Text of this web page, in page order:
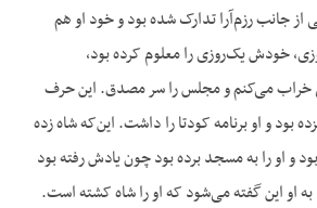
از جانب رزم‌آرا تدارک شده بود و خود او هم
خودش یک‌روزی را معلوم کرده بود،
خراب می‌کنم و مجلس را سر مصدق. این حرف
بود و او برنامه کودتا را داشت. این‌که شاه زده
و او را به مسجد برده بود چون یادش رفته بود
او این گفته می‌شود که او را شاه کشته است.